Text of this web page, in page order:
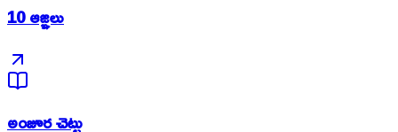
10 ఆజ్ఞలు
అంజూర చెట్టు